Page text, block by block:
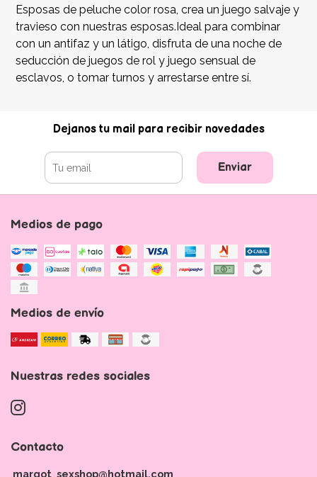
Esposas de peluche color rosa, crea un juego salvaje y
travieso con nuestras esposas.Ideal para combinar
con un antifaz y un látigo, disfruta de una noche de
seducción de juegos de rol y juego sensual de
esclavos, o tomar turnos y arrestarse entre sí.
Dejanos tu mail para recibir novedades
Enviar
Medios de pago
Medios de envío
Nuestras redes sociales
Contacto
margot_sexshop@hotmail.com